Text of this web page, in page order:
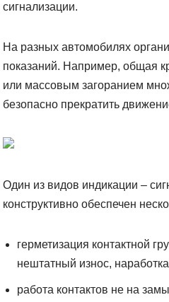
сигнализации.
На разных автомобилях
показаний. Например, общая
или массовым загоранием
безопасно прекратить
Один из видов индикации –
конструктивно обеспечен
герметизация контактной
нештатный износ,
работа контактов не на